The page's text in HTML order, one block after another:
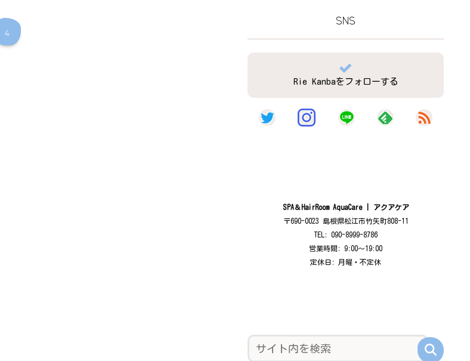
4
SNS
Rie Kanbaをフォローする
SPA＆HairRoom AquaCare | アクアケア
〒690-0023 島根県松江市竹矢町808-11
TEL: 090-8999-8786
営業時間: 9:00〜19:00
定休日: 月曜・不定休